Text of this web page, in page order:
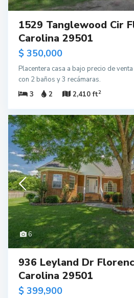
1529 Tanglewood Cir
Carolina 29501
$ 350,000
Placentera casa a bajo precio de
con 2 baños y 3 recámaras.
3
2 2,410 ft2
6
936 Leyland Dr
Carolina 29501
$ 399,900